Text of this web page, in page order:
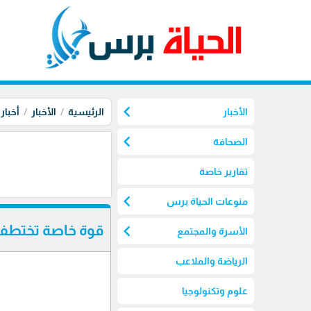
الأخبار chevron_left
الصحافة chevron_left
تقارير خاصة
منوعات الحياة برس chevron_left
الأسرة والمجتمع chevron_left
الرياضة والملاعب
علوم وتكنولوجيا
الرئيسية الأخبار أخبار
قوة خاصة